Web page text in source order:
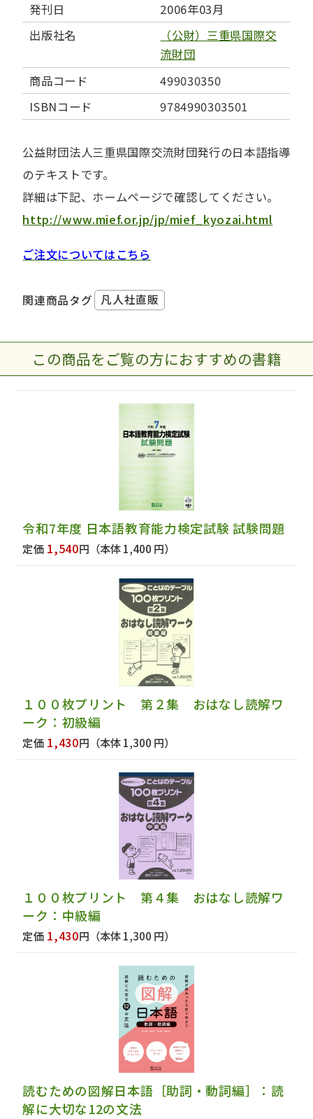
発刊日
2006年03月
出版社名
（公財）三重県国際交
流財団
商品コード
499030350
ISBNコード
9784990303501
公益財団法人三重県国際交流財団発行の日本語指導
のテキストです。
詳細は下記、ホームページで確認してください。
http://www.mief.or.jp/jp/mief_kyozai.html
ご注文についてはこちら
関連商品タグ 凡人社直販
この商品をご覧の方におすすめの書籍
令和7年度 日本語教育能力検定試験 試験問題
定価 1,540円 （本体 1,400 円）
１００枚プリント 第２集 おはなし読解ワ
ーク：初級編
定価 1,430円 （本体 1,300 円）
１００枚プリント 第４集 おはなし読解ワ
ーク：中級編
定価 1,430円 （本体 1,300 円）
読むための図解日本語［助詞・動詞編］：読
解に大切な12の文法